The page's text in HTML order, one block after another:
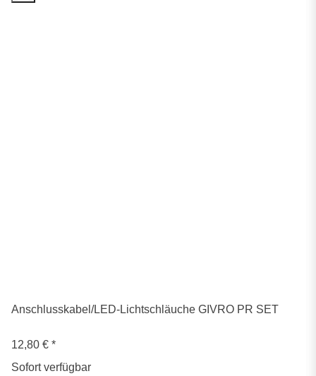
Anschlusskabel/LED-Lichtschläuche GIVRO PR SET
12,80 € *
Sofort verfügbar